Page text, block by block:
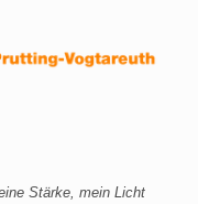
Stärke, mein Licht